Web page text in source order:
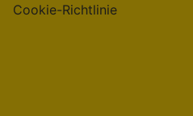
Cookie-Richtlinie